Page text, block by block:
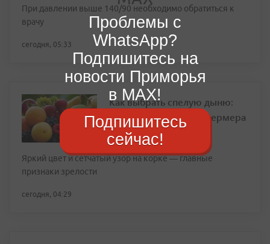
При давлении выше 140/90 необходимо обратиться к
врачу
сегодня, 05:33
Как выбрать спелую дыню:
простые правила от фермера
Яркий цвет и сетчатый узор на корке — главные
признаки зрелости
сегодня, 04:29
Проблемы с
WhatsApp?
Подпишитесь на
новости Приморья
в MAX!
Подпишитесь
сейчас!